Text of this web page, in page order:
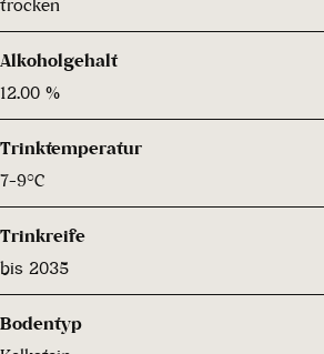
Alkoholgehalt
12.00 %
Trinktemperatur
7-9°C
Trinkreife
bis 2035
Bodentyp